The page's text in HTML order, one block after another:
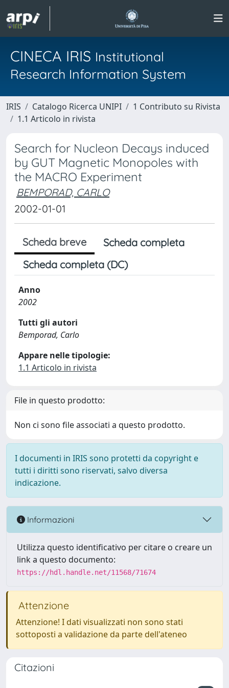
CINECA IRIS Institutional
Research Information System
IRIS Catalogo Ricerca UNIPI
1 Contributo su Rivista
1.1 Articolo in rivista
Search for Nucleon Decays induced
by GUT Magnetic Monopoles with
the MACRO Experiment
BEMPORAD, CARLO
2002-01-01
Scheda breve
Scheda completa
Scheda completa (DC)
Anno
2002
Tutti gli autori
Bemporad, Carlo
Appare nelle tipologie:
1.1 Articolo in rivista
File in questo prodotto:
Non ci sono file associati a questo prodotto.
I documenti in IRIS sono protetti da copyright e
tutti i diritti sono riservati, salvo diversa
indicazione.
Informazioni
Utilizza questo identificativo per citare o creare un
link a questo documento:
https://hdl.handle.net/11568/71674
Attenzione
Attenzione! I dati visualizzati non sono stati
sottoposti a validazione da parte dell'ateneo
Citazioni